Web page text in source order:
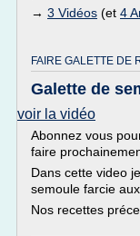
→ 3 Vidéos (et 4
FAIRE GALETTE DE
Galette de
voir la vidéo
Abonnez vous
faire
Dans cette video
semoule farcie
Nos recettes